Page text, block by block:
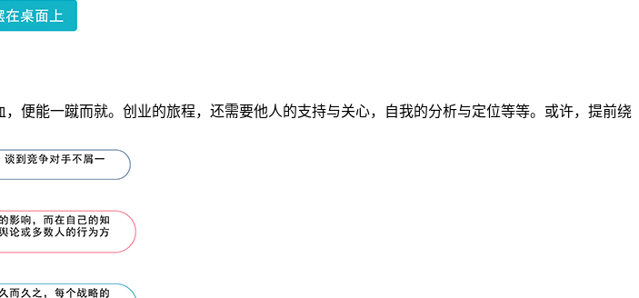
便能一蹴而就。创业的旅程，还需要他人的支持与关心，自我的分析与定位等等。或许，提前绕